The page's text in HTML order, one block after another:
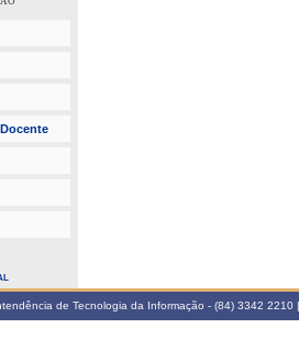
de Tecnologia da Informação - (84) 3342